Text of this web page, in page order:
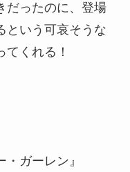
だったのに、登場
という可哀そうな
くれる！
ガーレン』